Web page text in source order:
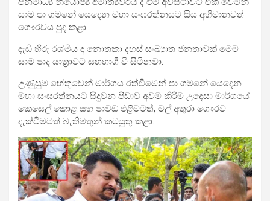
සාම පා ගමනේ යෙදෙන මහා සංඝරත්නයට සිය අභිමානවත්
ගෞරවය පුද කළා.
දැඩි හිරු රශ්මිය ද නොතකා දහස් සංඛ්‍යාත ජනතාවක් මෙම
සාම පාද යාත්‍රාවට සහභාගී වී සිටිනවා.
උණුසුම හේතුවෙන් මාර්ගය රත්වීමෙන් පා ගමනේ යෙදෙන
මහා සංඝරත්නයට සිදුවන පීඩාව අවම කිරීම උදෙසා මාර්ගයේ
කෙසෙල් කොළ සහ පාවඩ එළීමටත්, මල් අතුරා ගෞරව
දැක්වීමටත් බැතිමතුන් කටයුතු කළා.